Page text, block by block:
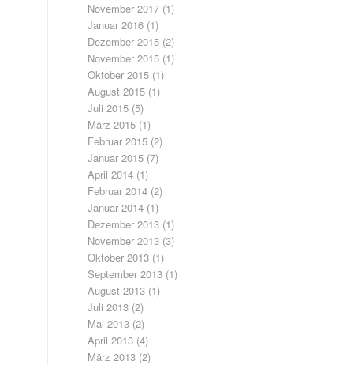
November 2017 (1)
Januar 2016 (1)
Dezember 2015 (2)
November 2015 (1)
Oktober 2015 (1)
August 2015 (1)
Juli 2015 (5)
März 2015 (1)
Februar 2015 (2)
Januar 2015 (7)
April 2014 (1)
Februar 2014 (2)
Januar 2014 (1)
Dezember 2013 (1)
November 2013 (3)
Oktober 2013 (1)
September 2013 (1)
August 2013 (1)
Juli 2013 (2)
Mai 2013 (2)
April 2013 (4)
März 2013 (2)